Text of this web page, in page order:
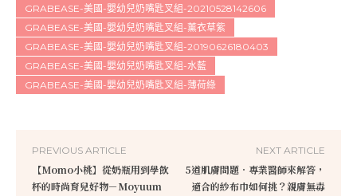
GRABEASE-美國-嬰幼兒奶嘴匙叉組-20210528142606
GRABEASE-美國-嬰幼兒奶嘴匙叉組-薰衣草紫
GRABEASE-美國-嬰幼兒奶嘴匙叉組-20190626180403
GRABEASE-美國-嬰幼兒奶嘴匙叉組-水藍
GRABEASE-美國-嬰幼兒奶嘴匙叉組-薄荷綠
PREVIOUS ARTICLE
【Momo小桃】從奶瓶用到學飲
杯的時尚育兒好物－Moyuum
NEXT ARTICLE
5道肌膚問題．專業醫師來解答，
適合的紗布巾如何挑？親膚無毒